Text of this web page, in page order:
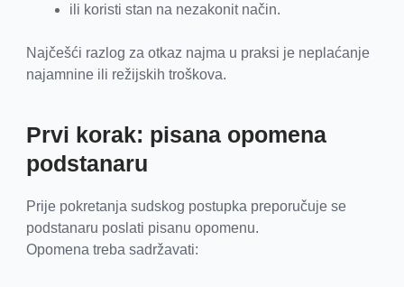
ili koristi stan na nezakonit način.
Najčešći razlog za otkaz najma u praksi je neplaćanje
najamnine ili režijskih troškova.
Prvi korak: pisana opomena
podstanaru
Prije pokretanja sudskog postupka preporučuje se
podstanaru poslati pisanu opomenu.
Opomena treba sadržavati: